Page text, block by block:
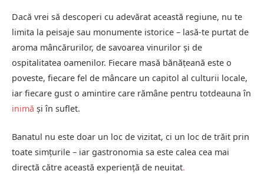
Dacă vrei să descoperi cu adevărat această regiune, nu te
limita la peisaje sau monumente istorice – lasă-te purtat de
aroma mâncărurilor, de savoarea vinurilor și de
ospitalitatea oamenilor. Fiecare masă bănățeană este o
poveste, fiecare fel de mâncare un capitol al culturii locale,
iar fiecare gust o amintire care rămâne pentru totdeauna în
inimă și în suflet.
Banatul nu este doar un loc de vizitat, ci un loc de trăit prin
toate simțurile – iar gastronomia sa este calea cea mai
directă către această experiență de neuitat.